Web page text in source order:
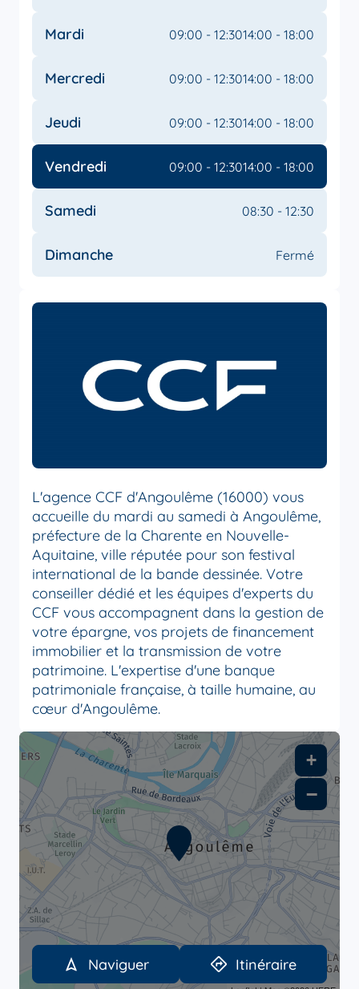
Mardi 09:00 - 12:3014:00 - 18:00
Mercredi 09:00 - 12:3014:00 - 18:00
Jeudi 09:00 - 12:3014:00 - 18:00
Vendredi 09:00 - 12:3014:00 - 18:00
Samedi 08:30 - 12:30
Dimanche Fermé
L'agence CCF d'Angoulême (16000) vous
accueille du mardi au samedi à Angoulême,
préfecture de la Charente en Nouvelle-
Aquitaine, ville réputée pour son festival
international de la bande dessinée. Votre
conseiller dédié et les équipes d'experts du
CCF vous accompagnent dans la gestion de
votre épargne, vos projets de financement
immobilier et la transmission de votre
patrimoine. L'expertise d'une banque
patrimoniale française, à taille humaine, au
cœur d'Angoulême.
+
−
Naviguer Itinéraire